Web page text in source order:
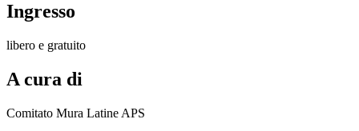
Ingresso
libero e gratuito
A cura di
Comitato Mura Latine APS